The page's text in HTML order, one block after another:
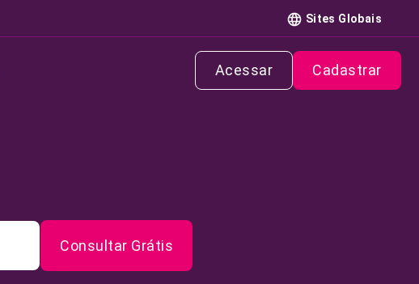
Sites Globais
Acessar Cadastrar
Consultar Grátis